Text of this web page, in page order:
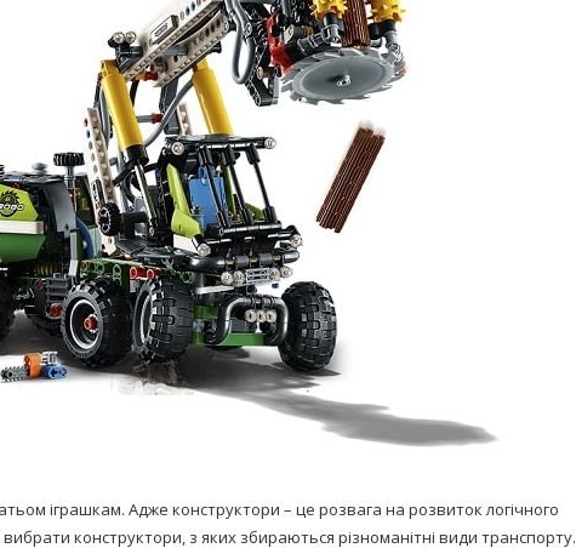
іграшкам. Адже конструктори – це розвага на розвиток логічного
конструктори, з яких збираються різноманітні види транспорту.